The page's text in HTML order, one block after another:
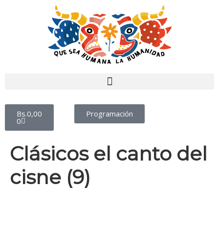
Programación
Bs.0,00
0
Clásicos el canto del
cisne (9)